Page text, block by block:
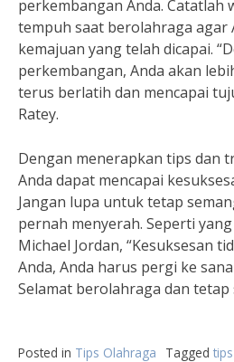
perkembangan Anda. Catatlah
tempuh saat berolahraga agar
kemajuan yang telah dicapai.
perkembangan, Anda akan
terus berlatih dan mencapai
Ratey.
Dengan menerapkan tips dan
Anda dapat mencapai
Jangan lupa untuk tetap
pernah menyerah. Seperti
Michael Jordan, “Kesuksesan
Anda, Anda harus pergi ke
Selamat berolahraga dan tetap
Posted in Tips Olahraga Tagged